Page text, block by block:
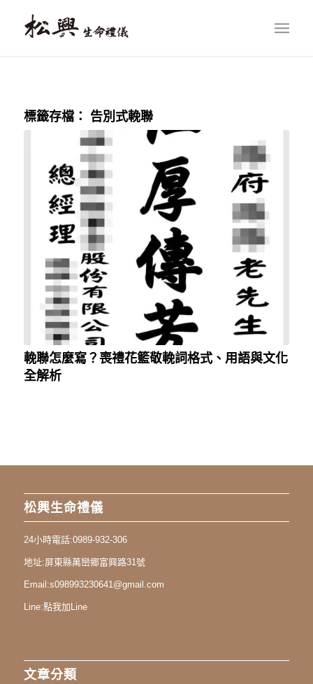
標籤存檔： 告別式輓聯
輓聯怎麼寫？喪禮花籃敬輓詞格式、用語與文化
全解析
松興生命禮儀
24小時電話:0989-932-306
地址:屏東縣萬巒鄉富興路31號
Email:s098993230641@gmail.com
Line:點我加Line
文章分類